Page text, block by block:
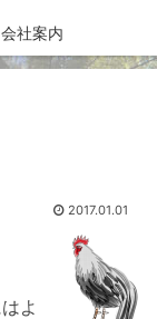
会社案内
2017.01.01
よ